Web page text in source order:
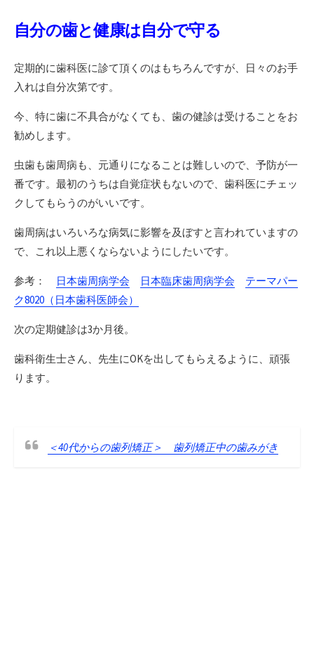
自分の歯と健康は自分で守る
定期的に歯科医に診て頂くのはもちろんですが、日々のお手
入れは自分次第です。
今、特に歯に不具合がなくても、歯の健診は受けることをお
勧めします。
虫歯も歯周病も、元通りになることは難しいので、予防が一
番です。最初のうちは自覚症状もないので、歯科医にチェッ
クしてもらうのがいいです。
歯周病はいろいろな病気に影響を及ぼすと言われていますの
で、これ以上悪くならないようにしたいです。
参考： 日本歯周病学会 日本臨床歯周病学会
テーマパー
ク8020（日本歯科医師会）
次の定期健診は3か月後。
歯科衛生士さん、先生にOKを出してもらえるように、頑張
ります。
＜40代からの歯列矯正＞ 歯列矯正中の歯みがき